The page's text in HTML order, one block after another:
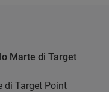
Marte di Target
di Target Point